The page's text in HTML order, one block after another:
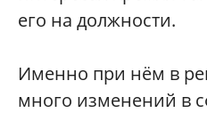
его на должности.
Именно при нём в
много изменений в